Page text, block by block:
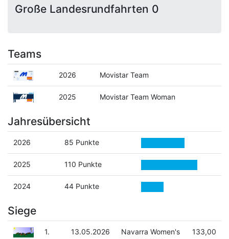
Große Landesrundfahrten 0
Teams
2026 Movistar Team
2025 Movistar Team Woman
Jahresübersicht
2026 85 Punkte
2025 110 Punkte
2024 44 Punkte
Siege
1. 13.05.2026
Navarra Women's
133,00